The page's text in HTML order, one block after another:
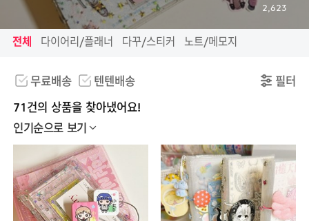
2,623
전체 다이어리/플래너 다꾸/스티커 노트/메모지
무료배송 텐텐배송 필터
71건의 상품을 찾아냈어요!
인기순으로 보기